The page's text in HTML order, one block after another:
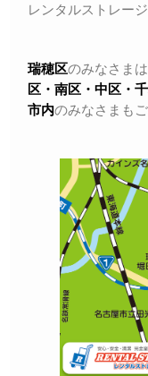
レンタルストレージ
瑞穂区のみなさまは
区・ 南区・中区・
市内のみなさまも